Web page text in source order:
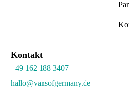
Kontakt
+49 162 188 3407
hallo@vansofgermany.de